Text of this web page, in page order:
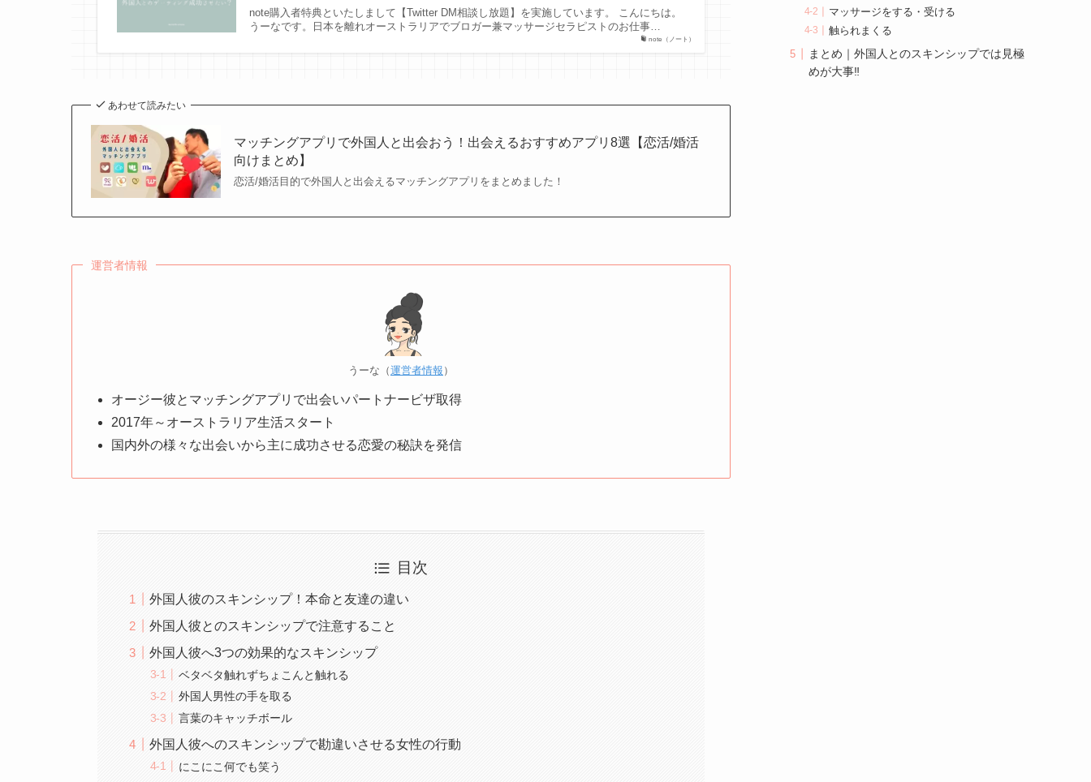
note（ノート）
note購入者特典といたしまして【Twitter DM相談し放題】を実施しています。 こんにちは。
うーなです。日本を離れオーストラリアでブロガー兼マッサージセラピストのお仕事…
あわせて読みたい
マッチングアプリで外国人と出会おう！出会えるおすすめアプリ8選【恋活/婚活
向けまとめ】
恋活/婚活目的で外国人と出会えるマッチングアプリをまとめました！
運営者情報
うーな（運営者情報 ）
オージー彼とマッチングアプリで出会いパートナービザ取得
2017年～オーストラリア生活スタート
国内外の様々な出会いから主に成功させる恋愛の秘訣を発信
目次
外国人彼のスキンシップ！本命と友達の違い
外国人彼とのスキンシップで注意すること
外国人彼へ3つの効果的なスキンシップ
ベタベタ触れずちょこんと触れる
外国人男性の手を取る
言葉のキャッチボール
外国人彼へのスキンシップで勘違いさせる女性の行動
にこにこ何でも笑う
マッサージをする・受ける
触られまくる
まとめ｜外国人とのスキンシップでは見極
めが大事‼